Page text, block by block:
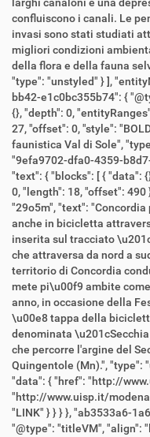
confluiscono i canali. Le
invasi sono stati studiati
migliori condizioni
della flora e della fauna
"type": "unstyled" } ], "entityMap": {} } }, "953e5630-b09a-4704-
bb42-e1c0bc355b74": { "@type": "text", "text": { "blocks": [ { "data":
{}, "depth": 0, "entityRanges": [], "inlineStyleRanges": [ { "length":
27, "offset": 0, "style": "BOLD" } ], "key": "f1dcp", "text": "Oasi
faunistica Val di Sole", "type": "unstyled" } ], "entityMap": {} } },
"9efa9702-dfa0-4359-b8d7-
"text": { "blocks": [ { "data": {}, "depth": 0, "entityRanges": [ { "key":
0, "length": 18, "offset": 490 } ], "inlineStyleRanges": [], "key":
"29o5m", "text": "Concordia pu\u00f2 essere facilmente raggiunta
anche in bicicletta
inserita sul tracciato
che attraversa da nord a
territorio di Concordia
mete pi\u00f9 ambite
anno, in occasione della
\u00e8 tappa della
denominata
che percorre l'argine del
Quingentole (Mn).", "type": "unstyled" } ], "entityMap": { "0": {
"data": { "href": "http://www.uisp.it/modena", "url":
"http://www.uisp.it/modena" }, "mutability": "MUTABLE",
"LINK" } } } }, "ab3533a6-1a64-4011-8f2c-ef5257a9ce39": {
"@type": "titleVM", "align": "left", "title": "Perch\u00e8 venirci" },